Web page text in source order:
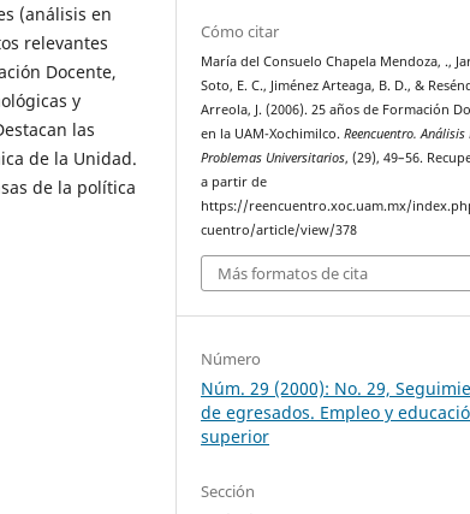
(análisis en
relevantes
Docente,
y
las
de la Unidad.
de la política
Cómo citar
María del Consuelo Chapela Mendoza, .,
Soto, E. C., Jiménez Arteaga, B. D., &
Arreola, J. (2006). 25 años de Formación
en la UAM-Xochimilco.Reencuentro. Análisis
Problemas Universitarios, (29), 49–56.
a partir de
https://reencuentro.xoc.uam.mx/
cuentro/article/view/378
Más formatos de cita
Número
Núm. 29 (2000): No. 29,
de egresados. Empleo y
superior
Sección